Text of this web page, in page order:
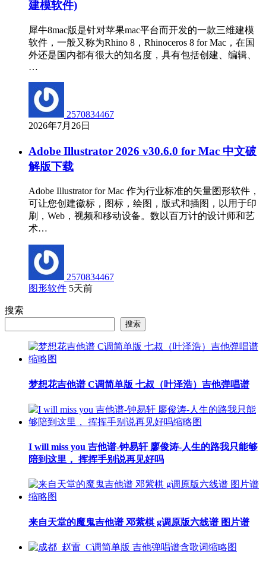
建模软件)
犀牛8mac版是针对苹果mac平台而开发的一款三维建模
软件，一般又称为Rhino 8，Rhinoceros 8 for Mac，在国
外还是国内都有很大的知名度，具有包括创建、编辑、
…
2570834467
2026年7月26日
Adobe Illustrator 2026 v30.6.0 for Mac 中文破
解版下载
Adobe Illustrator for Mac 作为行业标准的矢量图形软件，
可让您创建徽标，图标，绘图，版式和插图，以用于印
刷，Web，视频和移动设备。数以百万计的设计师和艺
术…
2570834467
图形软件 5天前
搜索
搜索
梦想花吉他谱 C调简单版 七叔（叶泽浩）吉他弹唱谱
I will miss you 吉他谱-钟易轩 廖俊涛-人生的路我只能够
陪到这里， 挥挥手别说再见好吗
来自天堂的魔鬼吉他谱 邓紫棋 g调原版六线谱 图片谱